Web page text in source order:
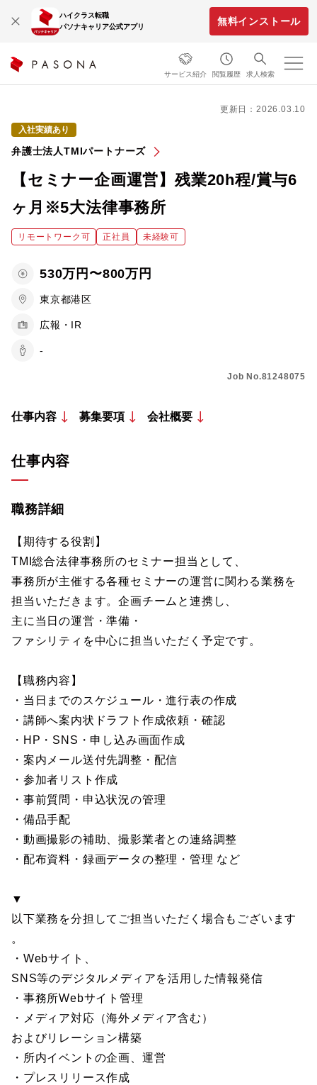
ハイクラス転職
パソナキャリア公式アプリ
無料インストール
サービス紹介 閲覧履歴 求人検索
更新日：2026.03.10
入社実績あり
弁護士法人TMIパートナーズ
【セミナー企画運営】残業20h程/賞与6
ヶ月※5大法律事務所
リモートワーク可 正社員 未経験可
530万円〜800万円
東京都港区
広報・IR
-
Job No.81248075
仕事内容 募集要項 会社概要
仕事内容
職務詳細
【期待する役割】
TMI総合法律事務所のセミナー担当として、
事務所が主催する各種セミナーの運営に関わる業務を
担当いただきます。企画チームと連携し、
主に当日の運営・準備・
ファシリティを中心に担当いただく予定です。
【職務内容】
・当日までのスケジュール・進行表の作成
・講師へ案内状ドラフト作成依頼・確認
・HP・SNS・申し込み画面作成
・案内メール送付先調整・配信
・参加者リスト作成
・事前質問・申込状況の管理
・備品手配
・動画撮影の補助、撮影業者との連絡調整
・配布資料・録画データの整理・管理 など
▼
以下業務を分担してご担当いただく場合もございます
。
・Webサイト、
SNS等のデジタルメディアを活用した情報発信
・事務所Webサイト管理
・メディア対応（海外メディア含む）
およびリレーション構築
・所内イベントの企画、運営
・プレスリリース作成